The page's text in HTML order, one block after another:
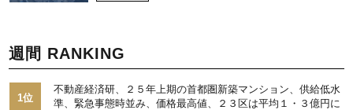
週間 RANKING
1位
不動産経済研、２５年上期の首都圏新築マンション、供給低水
準、緊急事態時並み、価格最高値、２３区は平均１・３億円に